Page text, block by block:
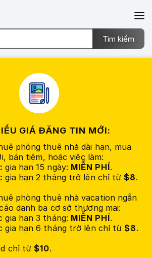
GIÁ ĐĂNG TIN MỚI:
phòng thuê nhà dài hạn, mua
bán tiệm, hoặc việc làm:
gia hạn 15 ngày: MIỄN PHÍ.
gia hạn 2 tháng trở lên chỉ từ $8.
phòng thuê nhà vacation ngắn
danh bạ cơ sở thương mại:
gia hạn 3 tháng: MIỄN PHÍ.
gia hạn 6 tháng trở lên chỉ từ $8.
chỉ từ $10.